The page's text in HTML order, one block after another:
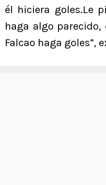
él hiciera goles.Le
haga algo
Falcao haga goles”,